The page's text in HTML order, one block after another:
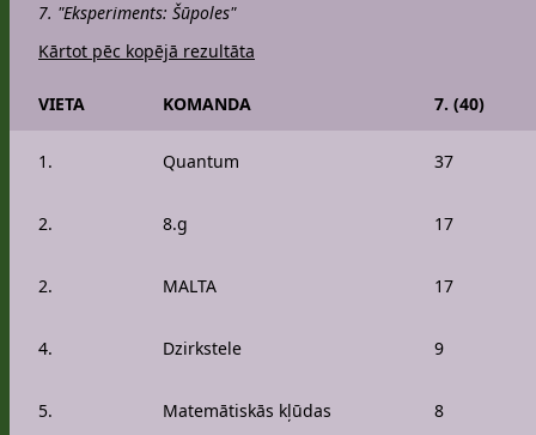
7. "Eksperiments: Šūpoles"
Kārtot pēc kopējā rezultāta
VIETA KOMANDA 7. (40)
1. Quantum 37
2. 8.g 17
2. MALTA 17
4. Dzirkstele 9
5. Matemātiskās kļūdas 8